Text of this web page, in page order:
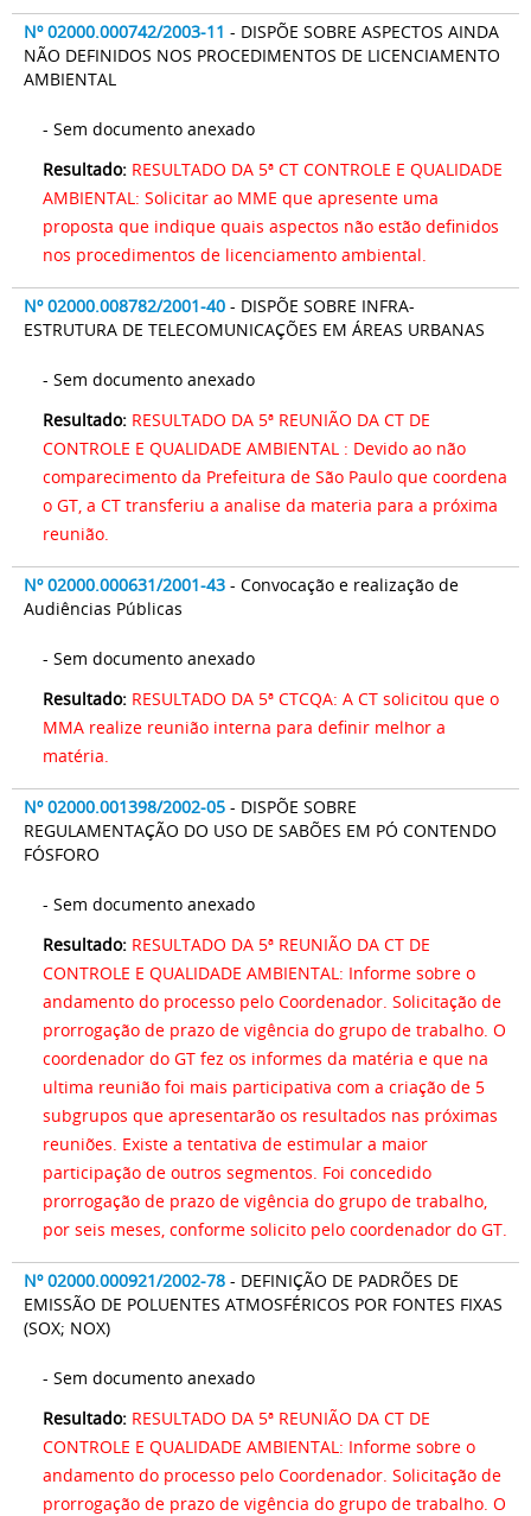
Nº 02000.000742/2003-11 - DISPÕE SOBRE ASPECTOS AINDA
NÃO DEFINIDOS NOS PROCEDIMENTOS DE LICENCIAMENTO
AMBIENTAL
- Sem documento anexado
Resultado: RESULTADO DA 5ª CT CONTROLE E QUALIDADE
AMBIENTAL: Solicitar ao MME que apresente uma
proposta que indique quais aspectos não estão definidos
nos procedimentos de licenciamento ambiental.
Nº 02000.008782/2001-40 - DISPÕE SOBRE INFRA-
ESTRUTURA DE TELECOMUNICAÇÕES EM ÁREAS URBANAS
- Sem documento anexado
Resultado: RESULTADO DA 5ª REUNIÃO DA CT DE
CONTROLE E QUALIDADE AMBIENTAL : Devido ao não
comparecimento da Prefeitura de São Paulo que coordena
o GT, a CT transferiu a analise da materia para a próxima
reunião.
Nº 02000.000631/2001-43 - Convocação e realização de
Audiências Públicas
- Sem documento anexado
Resultado: RESULTADO DA 5ª CTCQA: A CT solicitou que o
MMA realize reunião interna para definir melhor a
matéria.
Nº 02000.001398/2002-05 - DISPÕE SOBRE
REGULAMENTAÇÃO DO USO DE SABÕES EM PÓ CONTENDO
FÓSFORO
- Sem documento anexado
Resultado: RESULTADO DA 5ª REUNIÃO DA CT DE
CONTROLE E QUALIDADE AMBIENTAL: Informe sobre o
andamento do processo pelo Coordenador. Solicitação de
prorrogação de prazo de vigência do grupo de trabalho. O
coordenador do GT fez os informes da matéria e que na
ultima reunião foi mais participativa com a criação de 5
subgrupos que apresentarão os resultados nas próximas
reuniões. Existe a tentativa de estimular a maior
participação de outros segmentos. Foi concedido
prorrogação de prazo de vigência do grupo de trabalho,
por seis meses, conforme solicito pelo coordenador do GT.
Nº 02000.000921/2002-78 - DEFINIÇÃO DE PADRÕES DE
EMISSÃO DE POLUENTES ATMOSFÉRICOS POR FONTES FIXAS
(SOX; NOX)
- Sem documento anexado
Resultado: RESULTADO DA 5ª REUNIÃO DA CT DE
CONTROLE E QUALIDADE AMBIENTAL: Informe sobre o
andamento do processo pelo Coordenador. Solicitação de
prorrogação de prazo de vigência do grupo de trabalho. O